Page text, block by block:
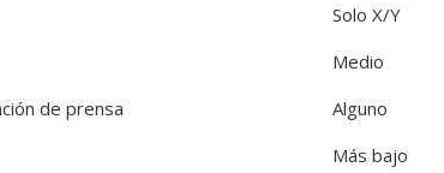
Solo X/Y
Medio
de prensa
Alguno
Más bajo